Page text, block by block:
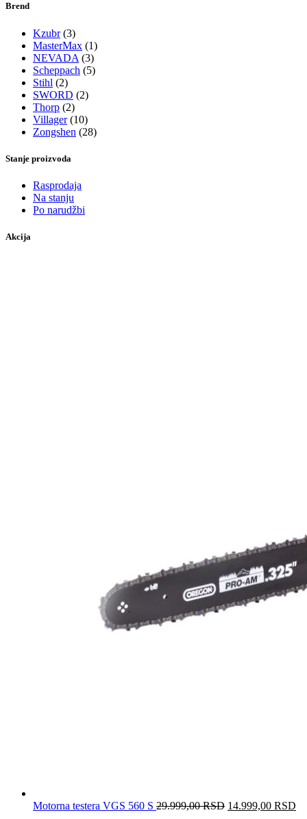
Brend
Kzubr (3)
MasterMax (1)
NEVADA (3)
Scheppach (5)
Stihl (2)
SWORD (2)
Thorp (2)
Villager (10)
Zongshen (28)
Stanje proizvoda
Rasprodaja
Na stanju
Po narudžbi
Akcija
Motorna testera VGS 560 S 29.999,00RSD Originalna
14.999,00 RSD